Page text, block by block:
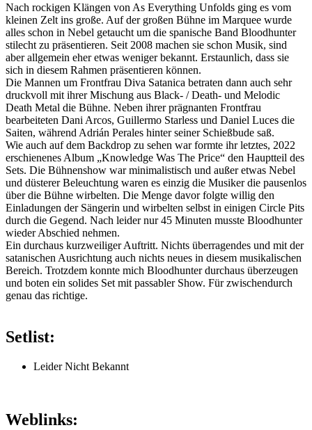
Nach rockigen Klängen von As Everything Unfolds ging es vom
kleinen Zelt ins große. Auf der großen Bühne im Marquee wurde
alles schon in Nebel getaucht um die spanische Band Bloodhunter
stilecht zu präsentieren. Seit 2008 machen sie schon Musik, sind
aber allgemein eher etwas weniger bekannt. Erstaunlich, dass sie
sich in diesem Rahmen präsentieren können.
Die Mannen um Frontfrau Diva Satanica betraten dann auch sehr
druckvoll mit ihrer Mischung aus Black- / Death- und Melodic
Death Metal die Bühne. Neben ihrer prägnanten Frontfrau
bearbeiteten Dani Arcos, Guillermo Starless und Daniel Luces die
Saiten, während Adrián Perales hinter seiner Schießbude saß.
Wie auch auf dem Backdrop zu sehen war formte ihr letztes, 2022
erschienenes Album „Knowledge Was The Price“ den Hauptteil des
Sets. Die Bühnenshow war minimalistisch und außer etwas Nebel
und düsterer Beleuchtung waren es einzig die Musiker die pausenlos
über die Bühne wirbelten. Die Menge davor folgte willig den
Einladungen der Sängerin und wirbelten selbst in einigen Circle Pits
durch die Gegend. Nach leider nur 45 Minuten musste Bloodhunter
wieder Abschied nehmen.
Ein durchaus kurzweiliger Auftritt. Nichts überragendes und mit der
satanischen Ausrichtung auch nichts neues in diesem musikalischen
Bereich. Trotzdem konnte mich Bloodhunter durchaus überzeugen
und boten ein solides Set mit passabler Show. Für zwischendurch
genau das richtige.
Setlist:
Leider Nicht Bekannt
Weblinks: